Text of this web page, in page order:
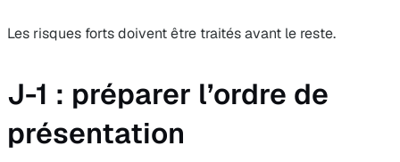
Les risques forts doivent être traités avant le reste.
J-1 : préparer l’ordre de
présentation